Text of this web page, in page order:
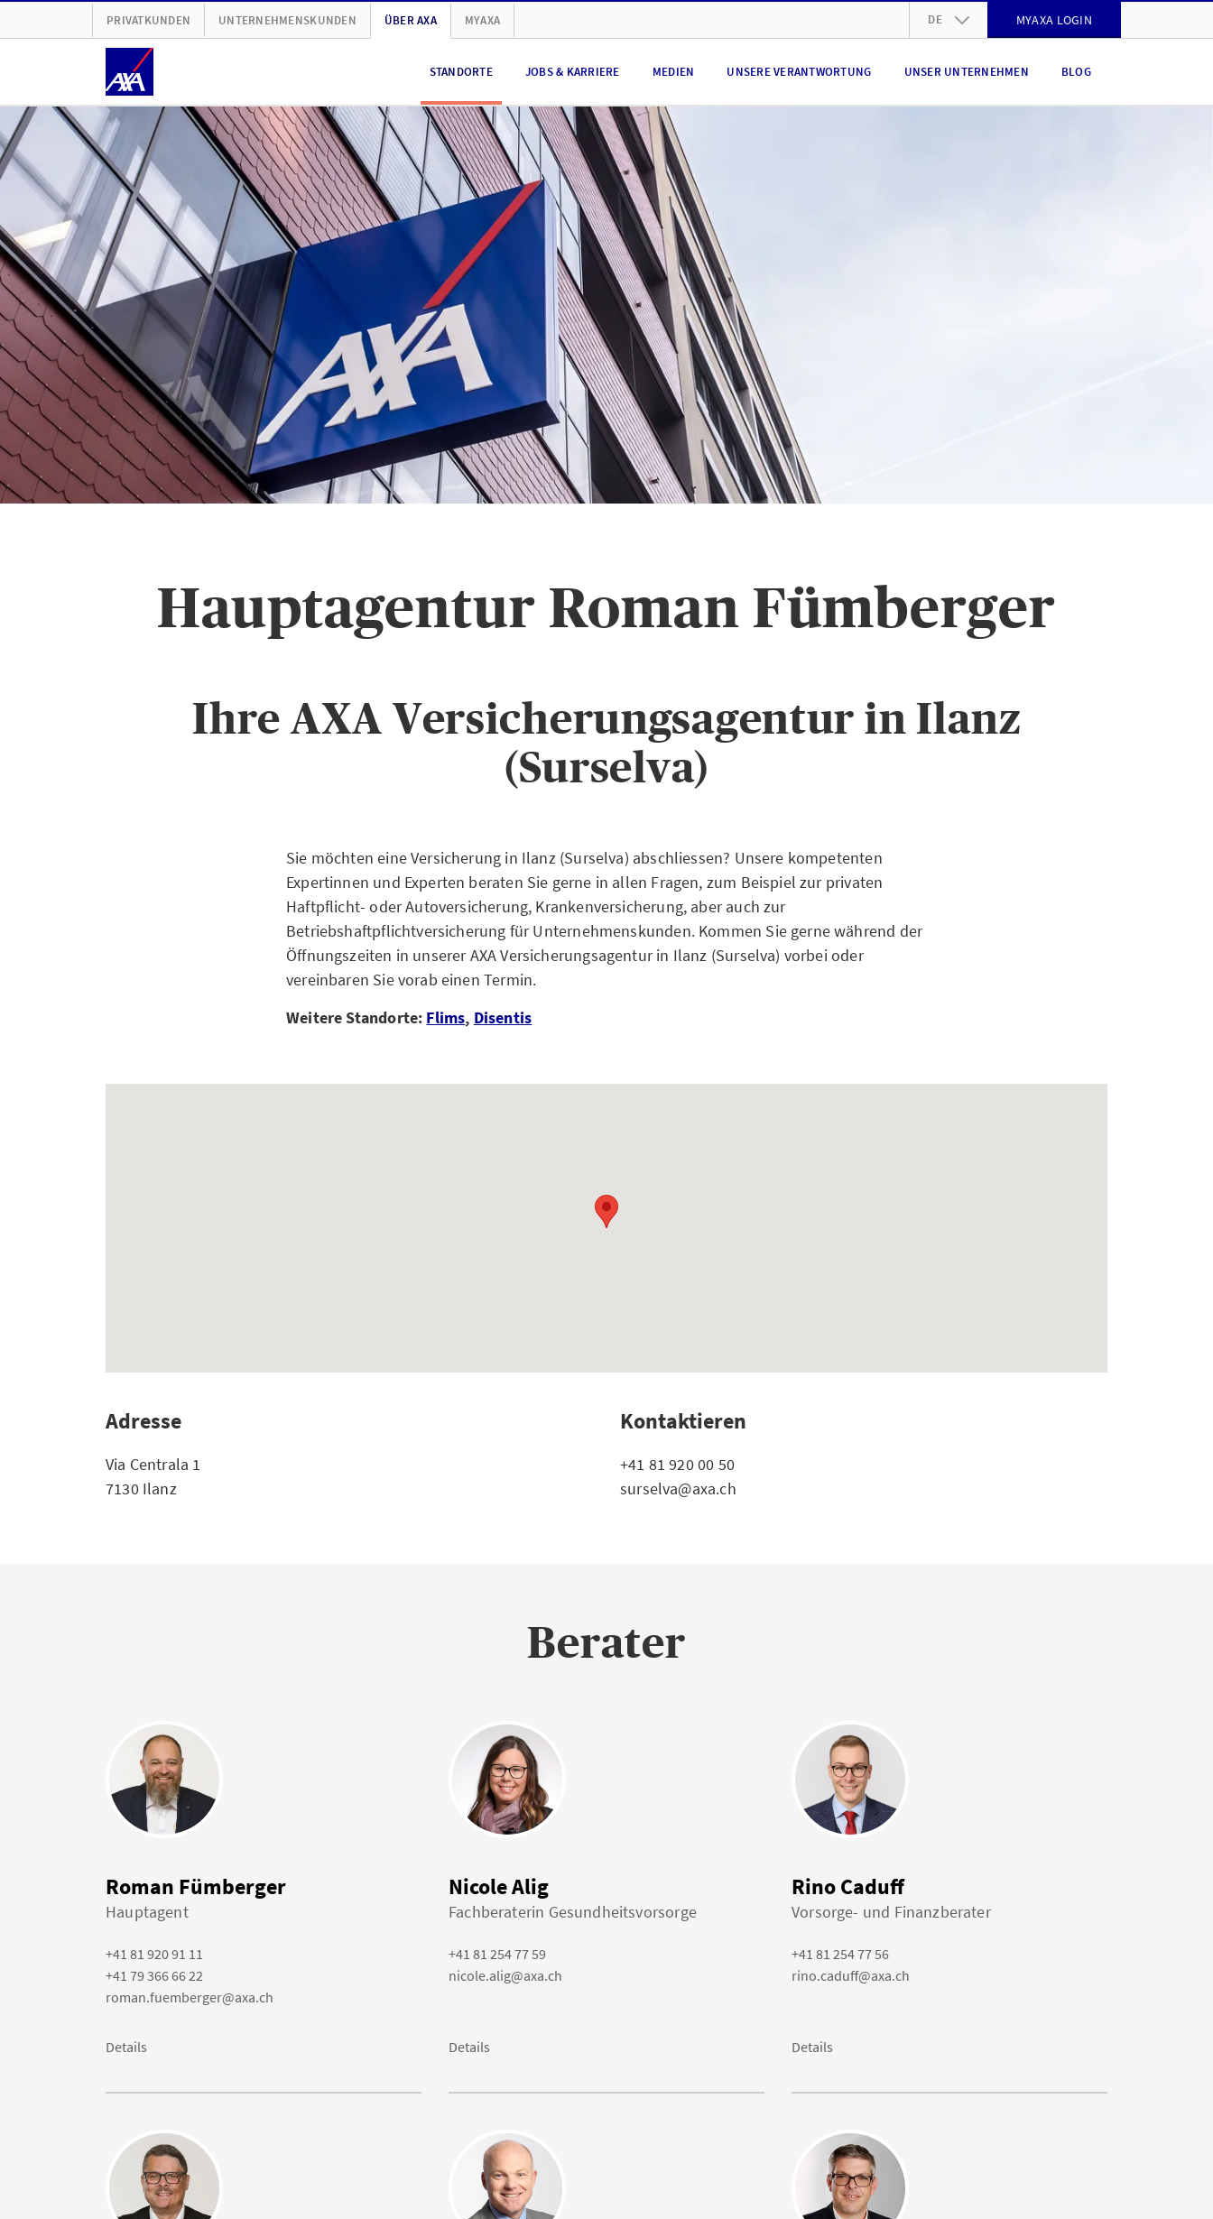
PRIVATKUNDEN UNTERNEHMENSKUNDEN ÜBER AXA MYAXA DE MYAXA LOGIN
STANDORTE JOBS & KARRIERE MEDIEN UNSERE VERANTWORTUNG UNSER UNTERNEHMEN BLOG
Hauptagentur Roman Fümberger
Ihre AXA Versicherungsagentur in Ilanz
(Surselva)
Sie möchten eine Versicherung in Ilanz (Surselva) abschliessen? Unsere kompetenten
Expertinnen und Experten beraten Sie gerne in allen Fragen, zum Beispiel zur privaten
Haftpflicht- oder Autoversicherung, Krankenversicherung, aber auch zur
Betriebshaftpflichtversicherung für Unternehmenskunden. Kommen Sie gerne während der
Öffnungszeiten in unserer AXA Versicherungsagentur in Ilanz (Surselva) vorbei oder
vereinbaren Sie vorab einen Termin.
Weitere Standorte: Flims, Disentis
Adresse
Via Centrala 1
7130 Ilanz
Kontaktieren
+41 81 920 00 50
surselva@axa.ch
Berater
Roman Fümberger
Hauptagent
+41 81 920 91 11
+41 79 366 66 22
roman.fuemberger@axa.ch
Details
Nicole Alig
Fachberaterin Gesundheitsvorsorge
+41 81 254 77 59
nicole.alig@axa.ch
Details
Rino Caduff
Vorsorge- und Finanzberater
+41 81 254 77 56
rino.caduff@axa.ch
Details